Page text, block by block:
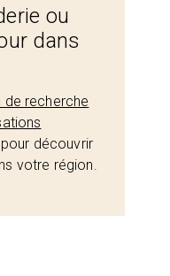
ou
dans
recherche
découvrir
votre région.